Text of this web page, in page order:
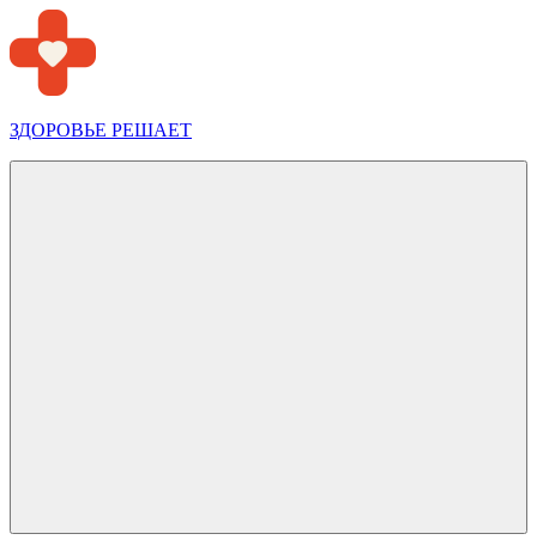
Перейти
к
содержимому
ЗДОРОВЬЕ РЕШАЕТ